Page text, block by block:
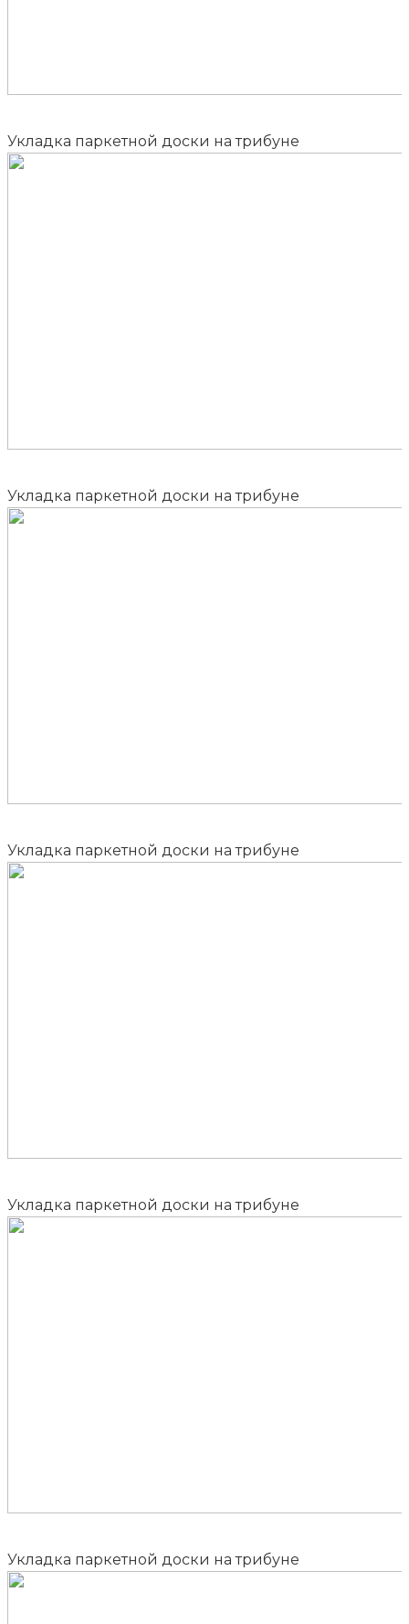
Укладка паркетной доски на трибуне
Укладка паркетной доски на трибуне
Укладка паркетной доски на трибуне
Укладка паркетной доски на трибуне
Укладка паркетной доски на трибуне